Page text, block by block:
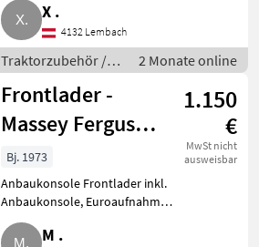
X .
4132 Lembach
Traktorzubehör /
Frontlader
2 Monate online
Frontlader -
Massey Ferguson
188A
1.150
€
MwSt nicht
ausweisbar
Bj. 1973
Anbaukonsole Frontlader inkl.
Anbaukonsole, Euroaufnahme,
sehr guter Zustand.
Traktorzubehör Frontlader
M .